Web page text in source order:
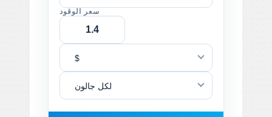
سعر الوقود
$
لكل جالون